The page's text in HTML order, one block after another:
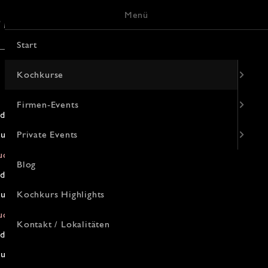
Kochkurs
Fleisch - Wagyu Rind
Kochkurs
Fleisch - Wagyu Rind
Kochkurs
Fleisch - Wagyu Rind
Menü
Start
Kochkurse
Firmen-Events
Private Events
Blog
Kochkurs Highlights
Kontakt / Lokalitäten